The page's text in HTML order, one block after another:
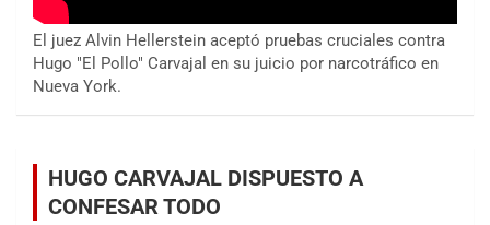
El juez Alvin Hellerstein aceptó pruebas cruciales contra
Hugo "El Pollo" Carvajal en su juicio por narcotráfico en
Nueva York.
HUGO CARVAJAL DISPUESTO A
CONFESAR TODO